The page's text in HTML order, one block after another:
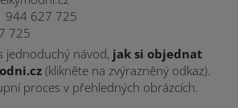
944 627 725
725
jednoduchý návod, jak si objednat
(klikněte na zvýrazněný odkaz).
proces v přehledných obrázcích.